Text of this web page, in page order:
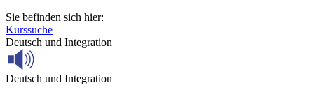
Sie befinden sich hier:
Kurssuche
Deutsch und Integration
Deutsch und Integration